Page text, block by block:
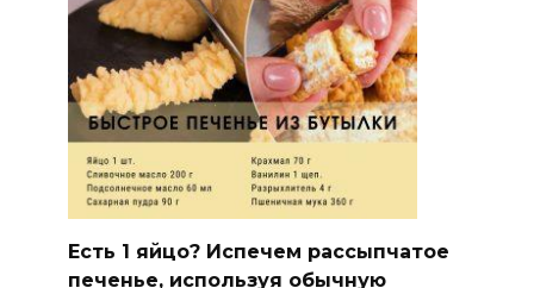
Есть 1 яйцо? Испечем рассыпчатое
печенье, используя обычную